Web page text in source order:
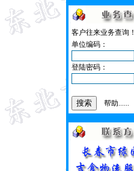
客户往来业务查询！
单位编码：
登陆密码：
帮助......